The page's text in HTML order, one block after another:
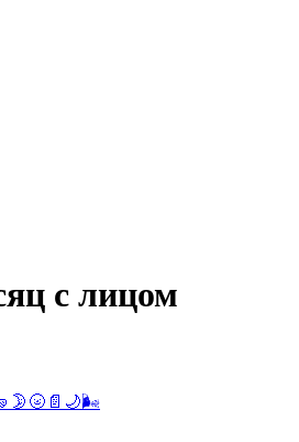
с лицом
🌛 🌝 📄 🌙🌬️